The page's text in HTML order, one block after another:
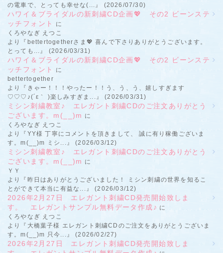
の電車で、とっても幸せな(...』 (2026/07/30)
ハワイ＆ブライダルの新刺繍CD企画💖 その2 ビーンステ
ッチフォント
に
くろやなぎ えつこ
より『bettertogetherさま💖 喜んで下さりありがとうございます。
とっても...』 (2026/03/31)
ハワイ＆ブライダルの新刺繍CD企画💖 その2 ビーンステ
ッチフォント
に
bettertogether
より『きゃー！！！やったー！！う、う、う、嬉しすぎます
♡♡♡♪(´ε｀ )楽しみすぎま...』 (2026/03/31)
ミシン刺繍教室♪ エレガント刺繍CDのご注文ありがとう
ございます。m(__)m に
くろやなぎ えつこ
より『YY様 丁寧にコメントを頂きまして、 誠に有り稼働ございま
す。m(__)m ミシ...』 (2026/03/12)
ミシン刺繍教室♪ エレガント刺繍CDのご注文ありがとう
ございます。m(__)m に
ＹＹ
より『昨日はありがとうございました！ ミシン刺繍の世界を知るこ
とができて本当に有益な...』 (2026/03/12)
2026年2月27日 エレガント刺繍CD発売開始致しま
す。 エレガントサンプル無料データ作成♪ に
くろやなぎ えつこ
より『大橋葉子様 エレガント刺繍CDのご注文をありがとうございま
す。m(__)m 只今...』 (2026/02/27)
2026年2月27日 エレガント刺繍CD発売開始致しま